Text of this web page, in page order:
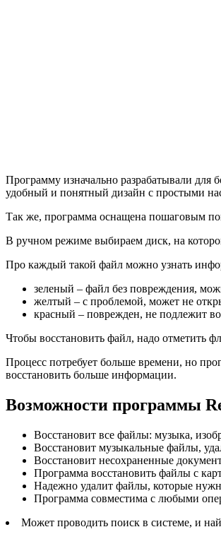
Программу изначально разрабатывали для
удобный и понятный дизайн с простыми
Так же, программа оснащена пошаговым
В ручном режиме выбираем диск, на
Про каждый такой файл можно узнать
зеленый – файл без повреждения,
желтый – с проблемой, может не
красный – поврежден, не подлежит
Чтобы восстановить файл, надо отметить
Процесс потребует больше времени, но
восстановить больше информации.
Возможности программы
Восстановит все файлы: музыка,
Восстановит музыкальные файлы,
Восстановит несохраненные
Программа восстановить файлы с
Надежно удалит файлы, которые
Программа совместима с любыми
Может проводить поиск в системе, и